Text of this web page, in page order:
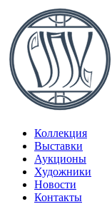
Коллекция
Выставки
Аукционы
Художники
Новости
Контакты